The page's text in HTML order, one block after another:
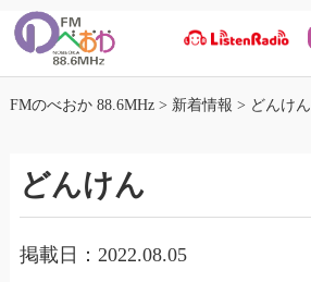
FMのべおか 88.6MHz> 新着情報 > どんけん
どんけん
掲載日：2022.08.05